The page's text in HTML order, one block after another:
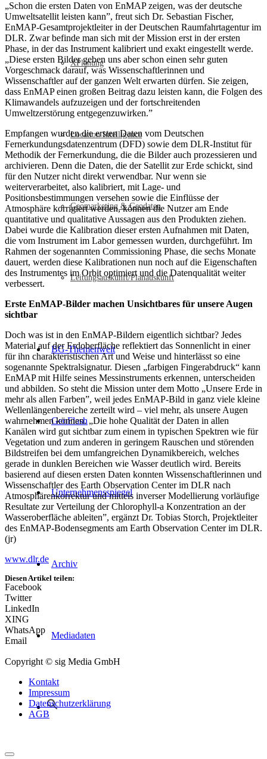
XPlanung
Location Intelligence
Geomarketing & Geodaten
Leitungsauskunft/Planauskunft
BG-Themenwelt
GeoFlash
Unternehmensspiegel
Archiv
Mediadaten
„Schon die ersten Daten von EnMAP zeigen, was der deutsche
Umweltsatellit leisten kann”, freut sich Dr. Sebastian Fischer,
EnMAP-Gesamtprojektleiter in der Deutschen Raumfahrtagentur im
DLR. Zwar befinde man sich mit der Mission erst in der ersten
Phase, in der das Instrument kalibriert und exakt eingestellt werde.
„Diese ersten Bilder geben uns aber schon einen sehr guten
Vorgeschmack darauf, was Wissenschaftlerinnen und
Wissenschaftler auf der ganzen Welt erwarten dürfen. Sie zeigen,
dass EnMAP einen großen Beitrag dazu leisten kann, die Folgen des
Klimawandels aufzuzeigen und der fortschreitenden
Umweltzerstörung entgegenzuwirken.”
Empfangen wurden die ersten Daten vom Deutschen
Fernerkundungsdatenzentrum (DFD) sowie dem DLR-Institut für
Methodik der Fernerkundung, die die Bilder auch prozessieren und
archivieren. Denn die Daten, die der Satellit zur Erde schickt, sind
für den Nutzer nicht direkt verwendbar. Nur wenn sie
weiterverarbeitet, also kalibriert, mit Lage- und
Positionsbestimmungen versehen sowie die Einflüsse der
Atmosphäre korrigiert werden, können die Nutzer am Ende
quantitative und qualitative Aussagen aus den Produkten ziehen.
Dabei wurde die Kalibration dieser ersten Aufnahmen mit Daten,
die vom Instrument im Labor gemessen wurden, durchgeführt. Im
Rahmen der sogenannten Commissioning Phase, die sechs Monate
dauert, werden diese Kalibrationen nun noch auf die Eigenschaften
des Instrumentes im Orbit optimiert und die Datenqualität weiter
verbessert.
Erste EnMAP-Bilder machen Unsichtbares für unsere Augen
sichtbar
Doch was ist in den EnMAP-Bildern eigentlich sichtbar? Jedes
Material auf der Erdoberfläche reflektiert das Sonnenlicht in einer
für ihn charakteristischen Art und Weise und hinterlässt so eine
sogenannte Spektralsignatur. Diesen „farbigen Fingerabdruck“ kann
EnMAP mit Hilfe seines Messinstruments erkennen, unterscheiden
und abbilden. So steht die Mission unter dem Motto „Unsere Erde in
mehr als allen Farben”, weil jedes EnMAP-Bild in ganz viele kleine
Wellenlängenbereiche zerteilt wird – viel mehr, als unsere Augen
wahrnehmen können. „Die hohe Qualität der Daten in allen
Kanälen wird gut sichtbar zum einem in typischen Spektren wie für
Vegetation und zum anderen in geringem Rauschen und störenden
Bildstreifen bei dem umfangreichen Dynamikbereich, welches
gerade in dunklen Bereichen wie Wasser deutlich wird. Bereits
basierend auf diesen ersten Daten konnten Wissenschaftlerinnen und
Wissenschaftler des Earth Observation Center im DLR nach
Atmosphärenkorrektur und mittels inverser Modellierung vorläufige
Resultate zur Verteilung der Chlorophyll-a Konzentration an der
Wasseroberfläche ableiten”, ergänzt Dr. Tobias Storch, Projektleiter
des EnMAP-Bodensegments am Earth Observation Center im DLR.
(jr)
www.dlr.de
Diesen Artikel teilen:
Facebook
Twitter
LinkedIn
XING
WhatsApp
Email
Copyright © sig Media GmbH
Kontakt
Impressum
Datenschutzerklärung
AGB